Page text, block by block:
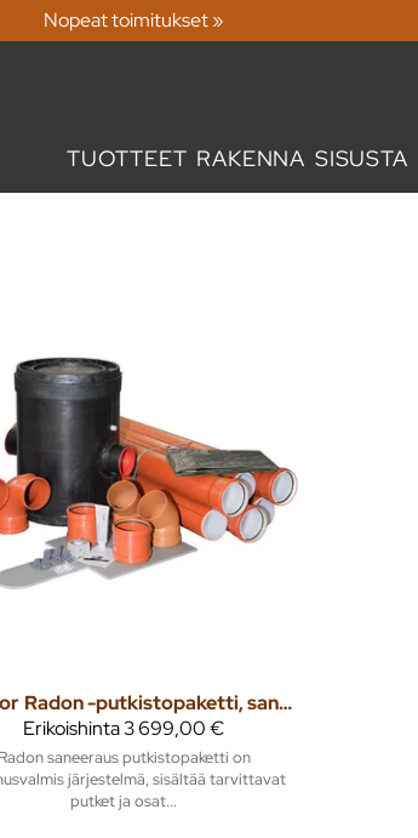
Nopeat toimitukset »
TUOTTEET RAKENNA SISUSTA
Radon -putkistopaketti, saneeraus 1057966
Erikoishinta3 699,00 €
Radon saneeraus putkistopaketti on
järjestelmä, sisältää tarvittavat
putket ja osat...